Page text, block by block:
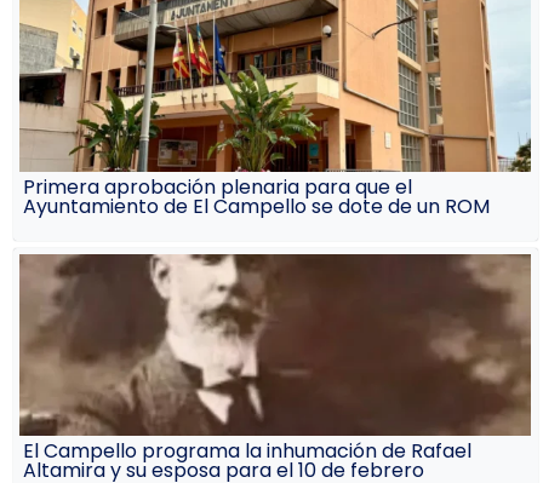
Primera aprobación plenaria para que el
Ayuntamiento de El Campello se dote de un ROM
El Campello programa la inhumación de Rafael
Altamira y su esposa para el 10 de febrero